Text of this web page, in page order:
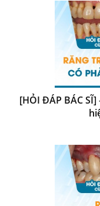
[HỎI ĐÁP BÁC